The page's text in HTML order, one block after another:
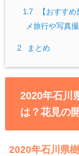
1.7
【おすす
メ旅行や写真
2 まとめ
2020年石川
は？花見の
2020年石川県